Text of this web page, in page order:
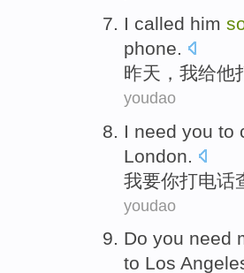
I called him
phone.
昨天 ， 我给他
youdao
I need you to
London
我要你打电话
youdao
Do you need
to Los